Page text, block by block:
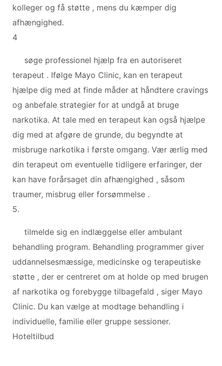
kolleger og få støtte , mens du kæmper dig
afhængighed.
4
søge professionel hjælp fra en autoriseret
terapeut . Ifølge Mayo Clinic, kan en terapeut
hjælpe dig med at finde måder at håndtere cravings
og anbefale strategier for at undgå at bruge
narkotika. At tale med en terapeut kan også hjælpe
dig med at afgøre de grunde, du begyndte at
misbruge narkotika i første omgang. Vær ærlig med
din terapeut om eventuelle tidligere erfaringer, der
kan have forårsaget din afhængighed , såsom
traumer, misbrug eller forsømmelse .
5.
tilmelde sig en indlæggelse eller ambulant
behandling program. Behandling programmer giver
uddannelsesmæssige, medicinske og terapeutiske
støtte , der er centreret om at holde op med brugen
af ​​narkotika og forebygge tilbagefald , siger Mayo
Clinic. Du kan vælge at modtage behandling i
individuelle, familie eller gruppe sessioner.
Hoteltilbud